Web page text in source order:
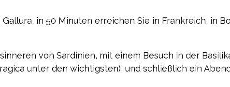
in 50 Minuten erreichen Sie in Frankreich, in
von Sardinien, mit einem Besuch in der
unter den wichtigsten), und schließlich ein